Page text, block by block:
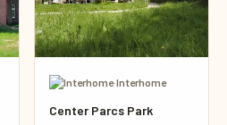
·Interhome
Center Parcs Park